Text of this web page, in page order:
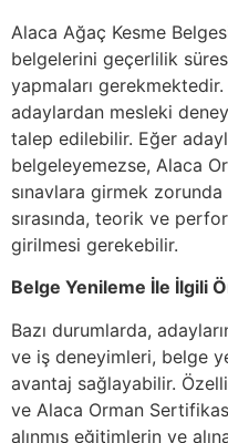
Alaca Ağaç Kesme
belgelerini geçerlilik
yapmaları gerekmektedir.
adaylardan mesleki
talep edilebilir. Eğer
belgeleyemezse, Alaca
sınavlara girmek
sırasında, teorik ve
girilmesi gerekebilir.
Belge Yenileme İle İlgili
Bazı durumlarda,
ve iş deneyimleri, belge
avantaj sağlayabilir.
ve Alaca Orman
alınmış eğitimlerin ve